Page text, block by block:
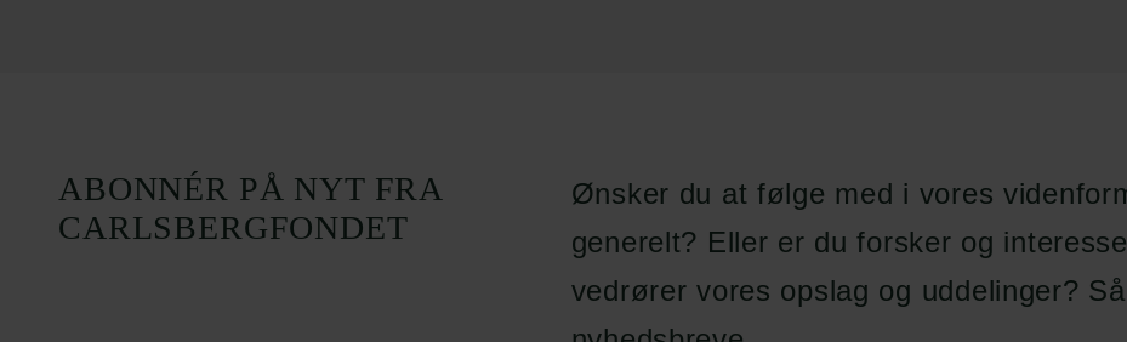
ABONNÉR PÅ NYT FRA
CARLSBERGFONDET
Ønsker du at følge med i vores
generelt? Eller er du forsker og
vedrører vores opslag og uddelinger?
cfgrant@carlsbergfoundation.dk